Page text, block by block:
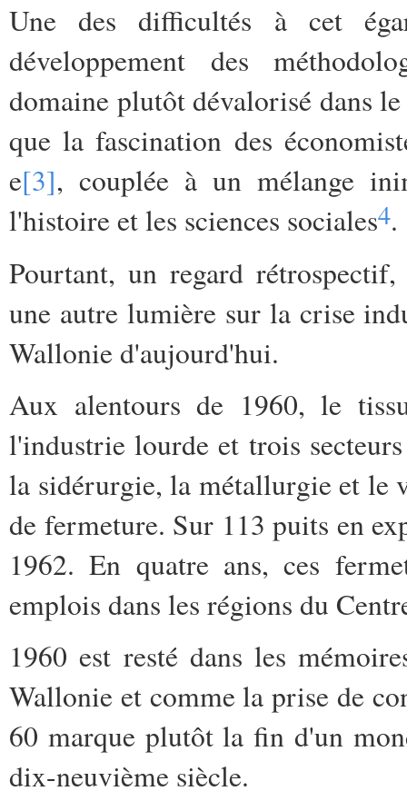
Une des difficultés à cet
développement des
domaine plutôt dévalorisé dans
que la fascination des
e[3], couplée à un mélange
l'histoire et les sciences sociales4.
Pourtant, un regard
une autre lumière sur la crise
Wallonie d'aujourd'hui.
Aux alentours de 1960, le
l'industrie lourde et trois
la sidérurgie, la métallurgie et le
de fermeture. Sur 113 puits en
1962. En quatre ans, ces
emplois dans les régions du
1960 est resté dans les
Wallonie et comme la prise de
60 marque plutôt la fin d'un
dix-neuvième siècle.